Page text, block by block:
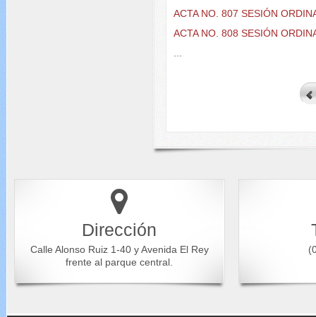
ACTA NO. 807 SESIÓN
ACTA NO. 808 SESIÓN
Dirección
Calle Alonso Ruiz 1-40 y Avenida El Rey
frente al parque central.